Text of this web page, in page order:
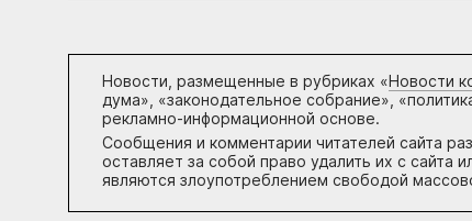
Новости, размещенные в рубриках «Новости
дума», «законодательное собрание»,
рекламно-информационной основе.
Сообщения и комментарии читателей сайта
оставляет за собой право удалить их с сайта
являются злоупотреблением свободой